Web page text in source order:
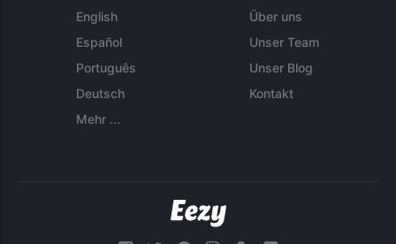
English
Español
Português
Deutsch
Mehr ...
Über uns
Unser Team
Unser Blog
Kontakt